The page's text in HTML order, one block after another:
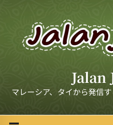
t
Jalan
マレーシア、タイから発信